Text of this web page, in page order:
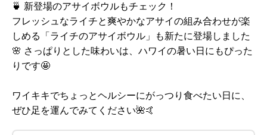
🍵 新登場のアサイボウルもチェック！
フレッシュなライチと爽やかなアサイの組み合わせが楽
しめる「ライチのアサイボウル」も新たに登場しました
🌸 さっぱりとした味わいは、ハワイの暑い日にもぴった
りです🤩
ワイキキでちょっとヘルシーにがっつり食べたい日に、
ぜひ足を運んでみてください🌺🤙